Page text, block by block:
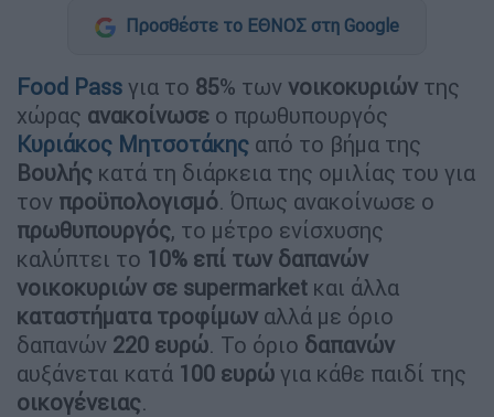
Προσθέστε το ΕΘΝΟΣ στη Google
Food Pass για το 85% των νοικοκυριών της
χώρας ανακοίνωσε ο πρωθυπουργός
Κυριάκος Μητσοτάκης από το βήμα της
Βουλής κατά τη διάρκεια της ομιλίας του για
τον προϋπολογισμό. Όπως ανακοίνωσε ο
πρωθυπουργός, το μέτρο ενίσχυσης
καλύπτει το 10% επί των δαπανών
νοικοκυριών σε supermarket και άλλα
καταστήματα τροφίμων αλλά με όριο
δαπανών 220 ευρώ. Το όριο δαπανών
αυξάνεται κατά 100 ευρώ για κάθε παιδί της
οικογένειας.